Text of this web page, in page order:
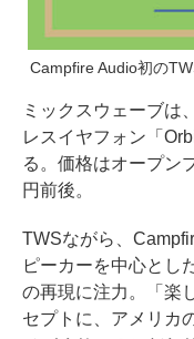
Campfire Audio初の
ミックスウェーブは
レスイヤフォン「
る。価格はオープン
円前後。
TWSながら、
ピーカーを中心とし
の再現に注力。「楽
セプトに、アメリカ